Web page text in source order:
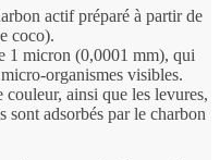
actif préparé à partir de
coco).
1 micron (0,0001 mm), qui
organismes visibles.
couleur, ainsi que les levures,
sont adsorbés par le charbon